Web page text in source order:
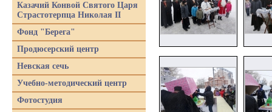
Казачий Конвой Святого Царя
Страстотерпца Николая II
Фонд "Берега"
Продюсерский центр
Невская сечь
Учебно-методический центр
Фотостудия